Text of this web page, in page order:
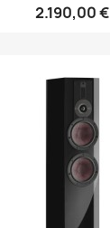
2.190,00 €